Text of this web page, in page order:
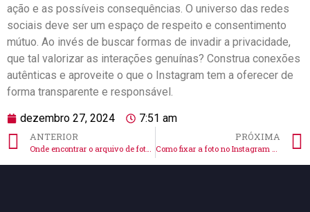
ação e as possíveis consequências. O universo das redes
⁣sociais deve⁣ ser um espaço de respeito e consentimento
mútuo. Ao invés de buscar⁢ formas de ‌invadir a privacidade,
que tal valorizar⁢ as ⁤interações genuínas? Construa conexões
⁣autênticas⁢ e⁢ aproveite o que o Instagram tem a oferecer de
forma transparente e responsável.
dezembro 27, 2024 7:51 am
ANTERIOR PRÓXIMA